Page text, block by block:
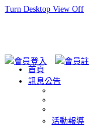
Turn Desktop View Off
首頁
訊息公告
活動報導